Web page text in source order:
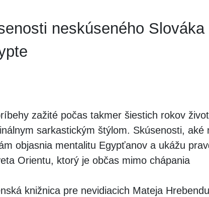
neskúseného Slováka
zažité počas takmer šiestich rokov
sarkastickým štýlom. Skúsenosti, aké
objasnia mentalitu Egypťanov a ukážu
Orientu, ktorý je občas mimo chápania
knižnica pre nevidiacich Mateja Hrebendu